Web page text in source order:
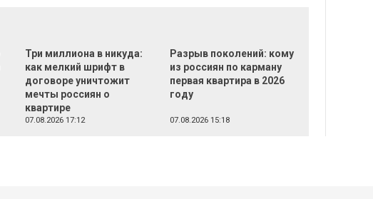
Три миллиона в никуда:
как мелкий шрифт в
договоре уничтожит
мечты россиян о
квартире
07.08.2026 17:12
Разрыв поколений: кому
из россиян по карману
первая квартира в 2026
году
07.08.2026 15:18